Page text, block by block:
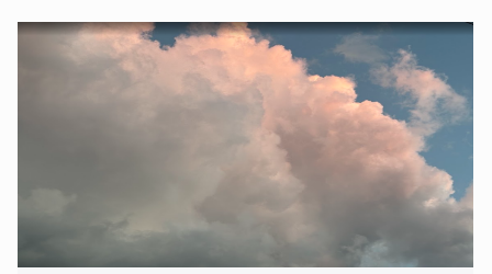
negras